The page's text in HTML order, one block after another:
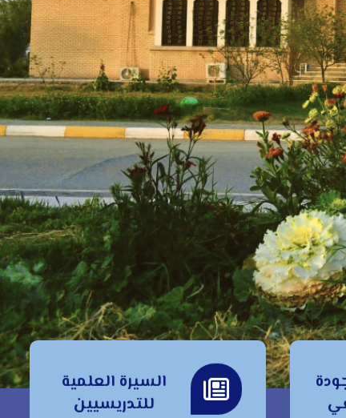
السيرة العلمية
للتدريسيين
السيرة العلمية